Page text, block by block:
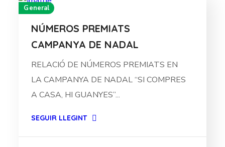
General
NÚMEROS PREMIATS
CAMPANYA DE NADAL
RELACIÓ DE NÚMEROS PREMIATS EN
LA CAMPANYA DE NADAL “SI COMPRES
A CASA, HI GUANYES”...
SEGUIR LLEGINT